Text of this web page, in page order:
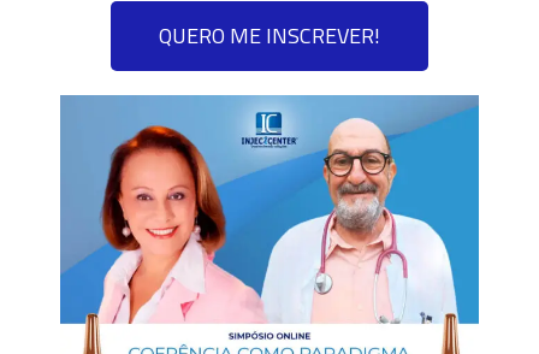
QUERO ME INSCREVER!